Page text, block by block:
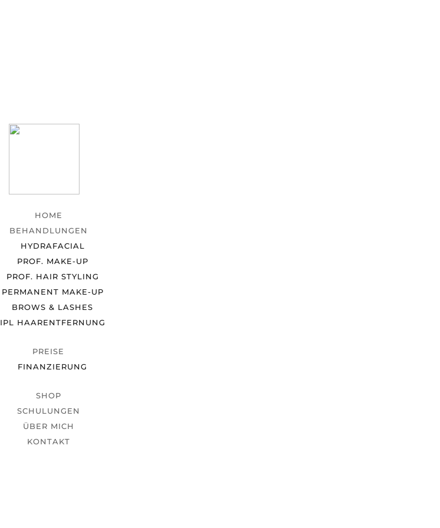
HOME
BEHANDLUNGEN
HYDRAFACIAL
PROF. MAKE-UP
PROF. HAIR STYLING
PERMANENT MAKE-UP
BROWS & LASHES
IPL HAARENTFERNUNG
PREISE
FINANZIERUNG
SHOP
SCHULUNGEN
ÜBER MICH
KONTAKT